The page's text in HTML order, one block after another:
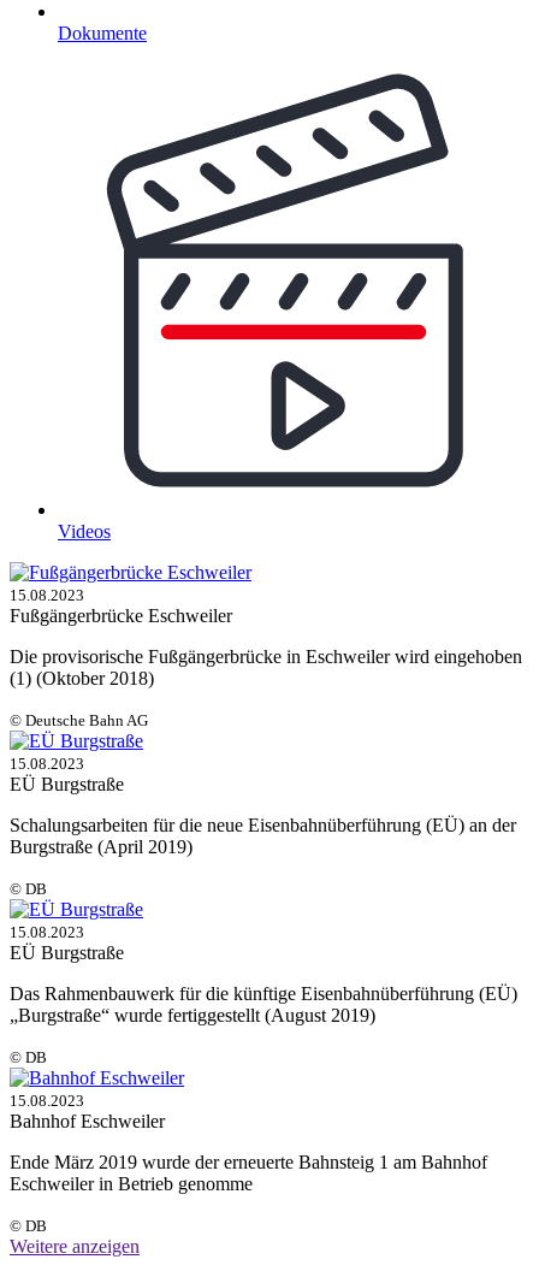
Dokumente
Videos
15.08.2023
Fußgängerbrücke Eschweiler
Die provisorische Fußgängerbrücke in Eschweiler wird eingehoben
(1) (Oktober 2018)
© Deutsche Bahn AG
15.08.2023
EÜ Burgstraße
Schalungsarbeiten für die neue Eisenbahnüberführung (EÜ) an der
Burgstraße (April 2019)
© DB
15.08.2023
EÜ Burgstraße
Das Rahmenbauwerk für die künftige Eisenbahnüberführung (EÜ)
„Burgstraße“ wurde fertiggestellt (August 2019)
© DB
15.08.2023
Bahnhof Eschweiler
Ende März 2019 wurde der erneuerte Bahnsteig 1 am Bahnhof
Eschweiler in Betrieb genomme
© DB
Weitere anzeigen